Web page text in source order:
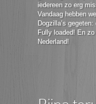
iedereen zo erg
Vandaag hebben
Dogzilla’s
Fully loaded! En
Nederland!